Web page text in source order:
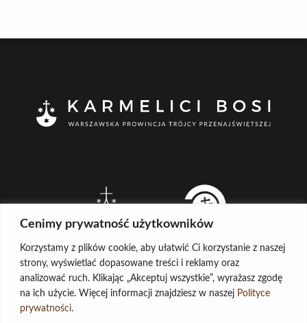
Cenimy prywatność użytkowników
Korzystamy z plików cookie, aby ułatwić Ci korzystanie z naszej
strony, wyświetlać dopasowane treści i reklamy oraz
analizować ruch. Klikając „Akceptuj wszystkie”, wyrażasz zgodę
na ich użycie. Więcej informacji znajdziesz w naszej Polityce
prywatności.
CREATED BY